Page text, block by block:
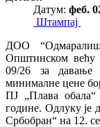
Датум: феб.
Штампај
ДОО
Општинском већу
09/26 за давање
минималне цене
ПЈ „Плава
године. Одлуку је
Србобран“ на 12.